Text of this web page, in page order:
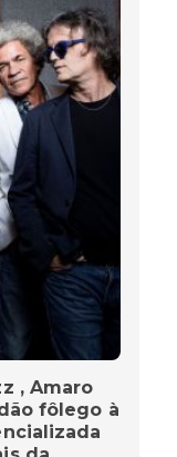
, Amaro
fôlego à